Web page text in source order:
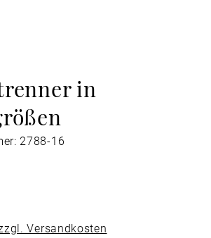
in
2788-16
Versandkosten